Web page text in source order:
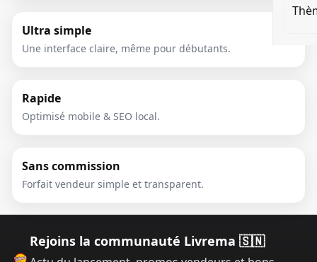
Ultra simple
Une interface claire, même pour débutants.
Rapide
Optimisé mobile & SEO local.
Sans commission
Forfait vendeur simple et transparent.
Rejoins la communauté Livrema 🇸🇳